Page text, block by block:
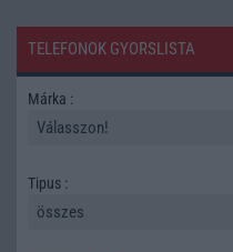
TELEFONOK GYORSLISTA
Márka :
Tipus :